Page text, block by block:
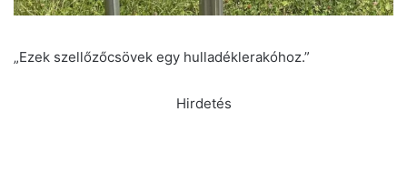
„Ezek szellőzőcsövek egy hulladéklerakóhoz.”
Hirdetés